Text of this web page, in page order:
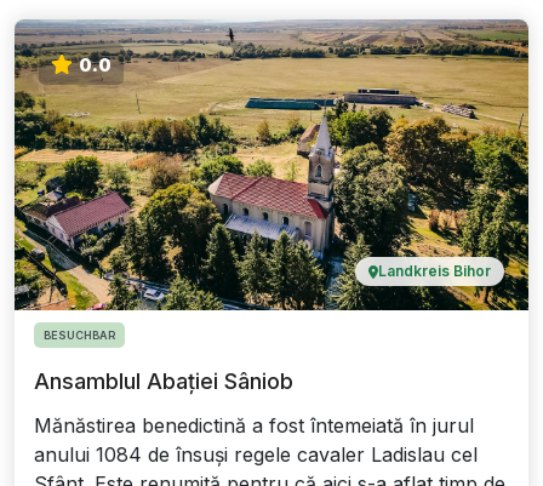
0.0
Landkreis Bihor
BESUCHBAR
Ansamblul Abației Sâniob
Mănăstirea benedictină a fost întemeiată în jurul
anului 1084 de însuși regele cavaler Ladislau cel